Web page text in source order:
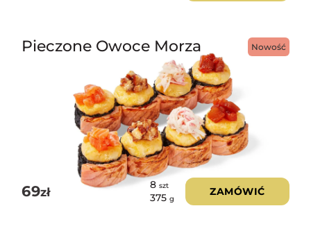
Nowość
Pieczone Owoce Morza
69zł
8 szt
375 g
ZAMÓWIĆ